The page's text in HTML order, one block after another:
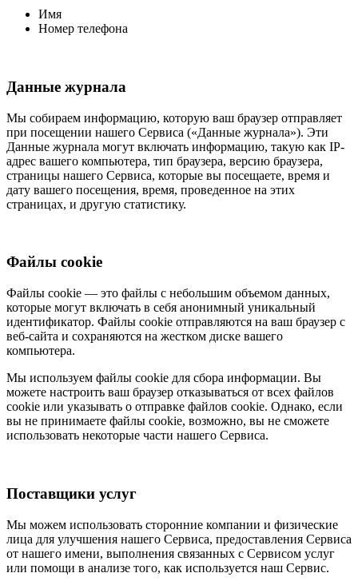
Имя
Номер телефона
Данные журнала
Мы собираем информацию, которую ваш браузер отправляет
при посещении нашего Сервиса («Данные журнала»). Эти
Данные журнала могут включать информацию, такую как IP-
адрес вашего компьютера, тип браузера, версию браузера,
страницы нашего Сервиса, которые вы посещаете, время и
дату вашего посещения, время, проведенное на этих
страницах, и другую статистику.
Файлы cookie
Файлы cookie — это файлы с небольшим объемом данных,
которые могут включать в себя анонимный уникальный
идентификатор. Файлы cookie отправляются на ваш браузер с
веб-сайта и сохраняются на жестком диске вашего
компьютера.
Мы используем файлы cookie для сбора информации. Вы
можете настроить ваш браузер отказываться от всех файлов
cookie или указывать о отправке файлов cookie. Однако, если
вы не принимаете файлы cookie, возможно, вы не сможете
использовать некоторые части нашего Сервиса.
Поставщики услуг
Мы можем использовать сторонние компании и физические
лица для улучшения нашего Сервиса, предоставления Сервиса
от нашего имени, выполнения связанных с Сервисом услуг
или помощи в анализе того, как используется наш Сервис.